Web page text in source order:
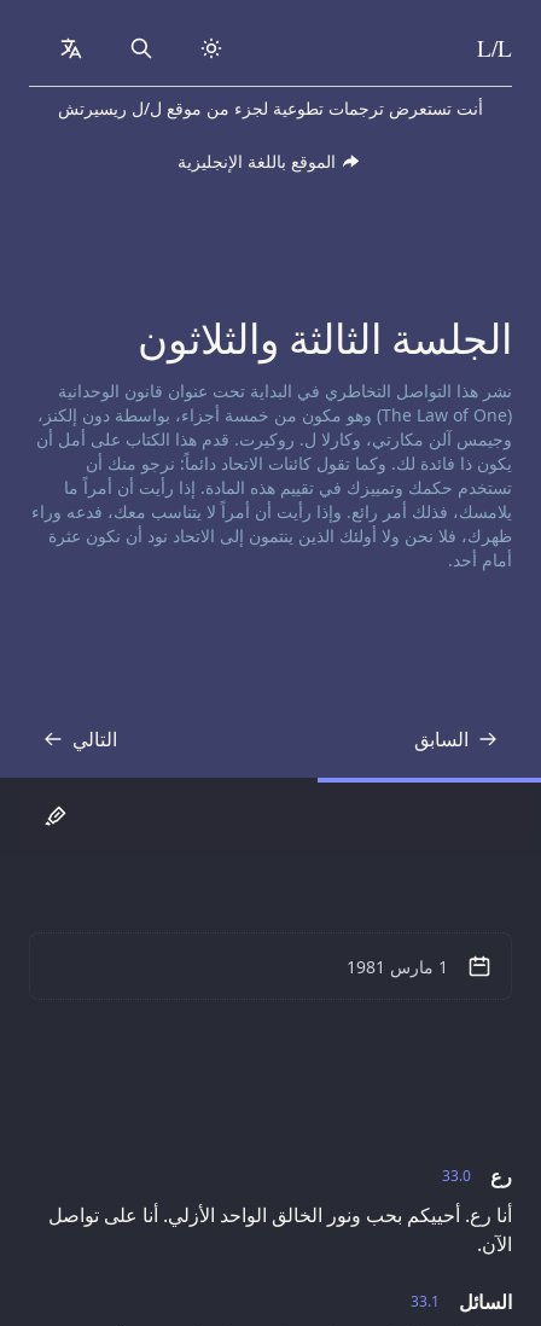
Skip to content
L/L
Search
أنت تستعرض ترجمات تطوعية لجزء من موقع ل/ل ريسيرتش
الموقع باللغة الإنجليزية
الجلسة الثالثة والثلاثون
إخلاء مسؤولية حول التواصل التخاطري:
نشر هذا التواصل التخاطري في البداية تحت عنوان قانون الوحدانية
(The Law of One) وهو مكون من خمسة أجزاء، بواسطة دون إلكنز،
وجيمس آلن مكارتي، وكارلا ل. روكيرت. قدم هذا الكتاب على أمل أن
يكون ذا فائدة لك. وكما تقول كائنات الاتحاد دائماً: نرجو منك أن
تستخدم حكمك وتمييزك في تقييم هذه المادة. إذا رأيت أن أمراً ما
يلامسك، فذلك أمر رائع. وإذا رأيت أن أمراً لا يتناسب معك، فدعه وراء
ظهرك، فلا نحن ولا أولئك الذين ينتمون إلى الاتحاد نود أن نكون عثرة
أمام أحد.
السابقنص التالي
نص
33.0
رع
أنا رع. أحييكم بحب ونور الخالق الواحد الأزلي. أنا على تواصل
الآن.
33.1
السائل
1 مارس 1981